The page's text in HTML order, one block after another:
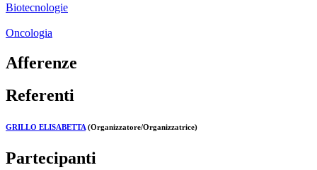
Biotecnologie
Oncologia
Afferenze
Referenti
GRILLO ELISABETTA(Organizzatore/Organizzatrice)
Partecipanti